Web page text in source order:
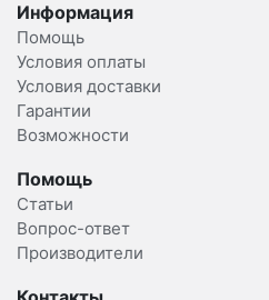
Информация
Помощь
Условия оплаты
Условия доставки
Гарантии
Возможности
Помощь
Статьи
Вопрос-ответ
Производители